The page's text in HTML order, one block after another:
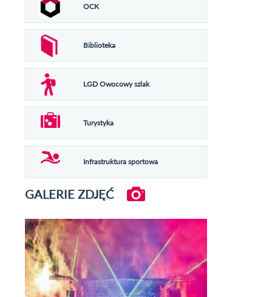
OCK
Biblioteka
LGD Owocowy szlak
Turystyka
Infrastruktura sportowa
GALERIE ZDJĘĆ